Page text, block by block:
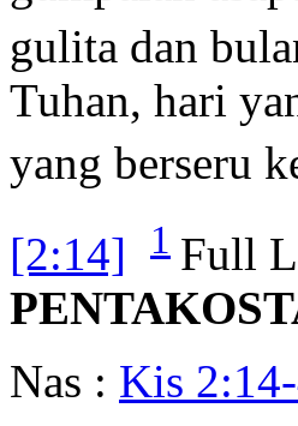
gulita dan
Tuhan, hari
yang berseru
[2:14]
1 Full
Nas : Kis